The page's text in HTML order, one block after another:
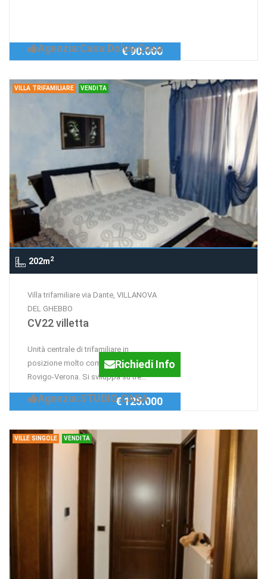
Agenzia:Casa Dolce Casa
€ 90.000
VILLA TRIFAMILIARE VENDITA
202m2
Villa trifamiliare via Dante, VILLANOVA
DEL GHEBBO
CV22 villetta
Unità centrale di trifamiliare in
posizione molto comoda alla SR88
Rovigo-Verona. Si sviluppa su tre...
Richiedi Info
Agenzia:STUDIO CASA
€ 125.000
VILLE SINGOLE VENDITA